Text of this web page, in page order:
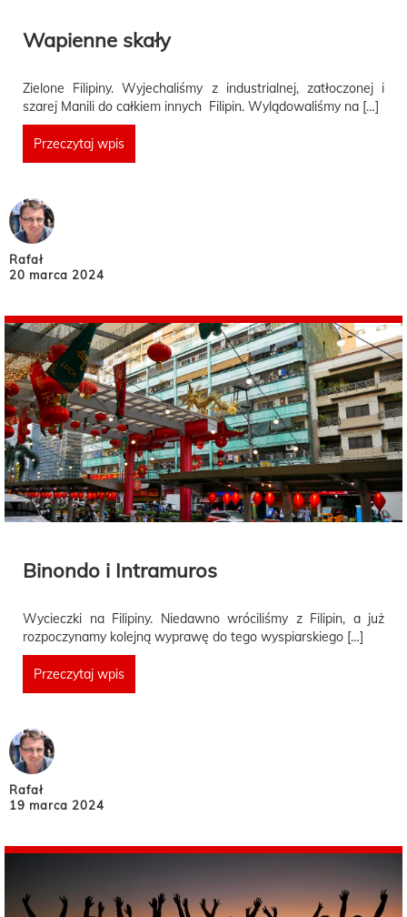
Wapienne skały
Zielone Filipiny. Wyjechaliśmy z industrialnej, zatłoczonej i
szarej Manili do całkiem innych Filipin. Wylądowaliśmy na […]
Przeczytaj wpis
Rafał
20 marca 2024
Binondo i Intramuros
Wycieczki na Filipiny. Niedawno wróciliśmy z Filipin, a już
rozpoczynamy kolejną wyprawę do tego wyspiarskiego […]
Przeczytaj wpis
Rafał
19 marca 2024